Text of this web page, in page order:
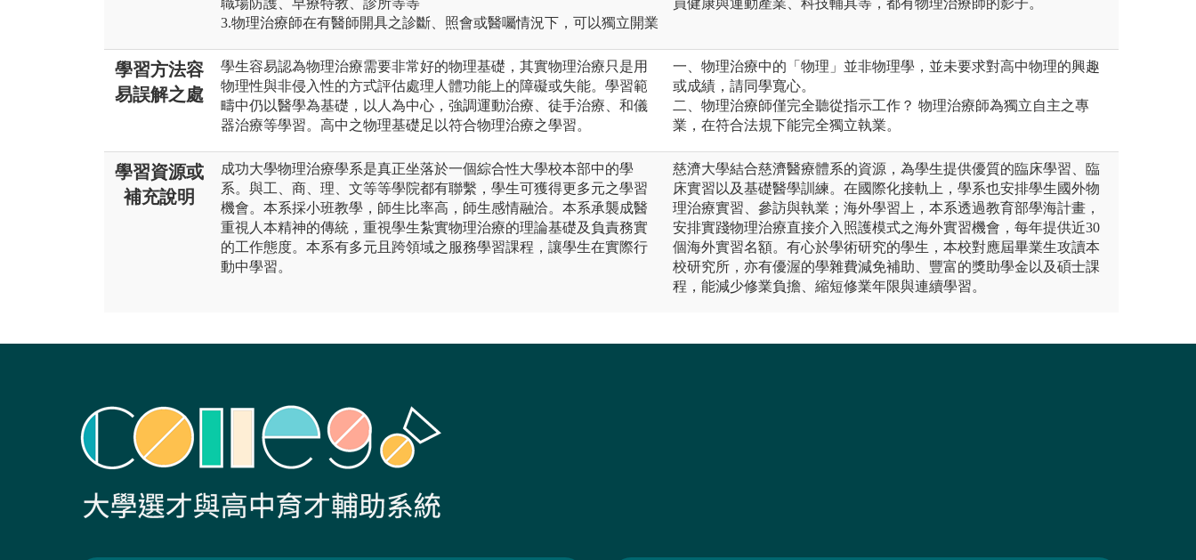
職場防護、早療特教、診所等等
3.物理治療師在有醫師開具之診斷、照會或醫囑情況下，可以獨立開業
員健康與運動產業、科技輔具等，都有物理治療師的影子。
學習方法容
易誤解之處
學生容易認為物理治療需要非常好的物理基礎，其實物理治療只是用
物理性與非侵入性的方式評估處理人體功能上的障礙或失能。學習範
疇中仍以醫學為基礎，以人為中心，強調運動治療、徒手治療、和儀
器治療等學習。高中之物理基礎足以符合物理治療之學習。
一、物理治療中的「物理」並非物理學，並未要求對高中物理的興趣
或成績，請同學寬心。
二、物理治療師僅完全聽從指示工作？ 物理治療師為獨立自主之專
業，在符合法規下能完全獨立執業。
學習資源或
補充說明
成功大學物理治療學系是真正坐落於一個綜合性大學校本部中的學
系。與工、商、理、文等等學院都有聯繫，學生可獲得更多元之學習
機會。本系採小班教學，師生比率高，師生感情融洽。本系承襲成醫
重視人本精神的傳統，重視學生紮實物理治療的理論基礎及負責務實
的工作態度。本系有多元且跨領域之服務學習課程，讓學生在實際行
動中學習。
慈濟大學結合慈濟醫療體系的資源，為學生提供優質的臨床學習、臨
床實習以及基礎醫學訓練。在國際化接軌上，學系也安排學生國外物
理治療實習、參訪與執業；海外學習上，本系透過教育部學海計畫，
安排實踐物理治療直接介入照護模式之海外實習機會，每年提供近30
個海外實習名額。有心於學術研究的學生，本校對應屆畢業生攻讀本
校研究所，亦有優渥的學雜費減免補助、豐富的獎助學金以及碩士課
程，能減少修業負擔、縮短修業年限與連續學習。